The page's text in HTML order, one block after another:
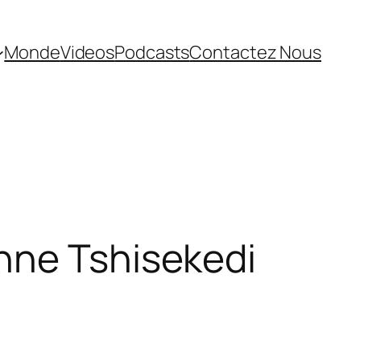
MondeVideosPodcastsContactez Nous
Tshisekedi